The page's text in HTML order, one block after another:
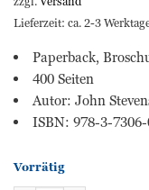
Lieferzeit: ca. 2-3
Paperback,
400 Seiten
Autor: John
ISBN: 978-3-
Vorrätig